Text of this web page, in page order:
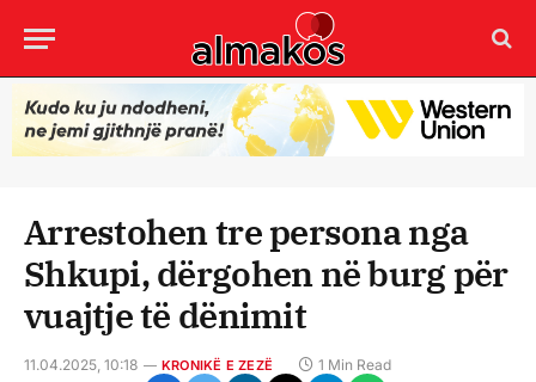
Arrestohen tre persona nga
Shkupi, dërgohen në burg për
vuajtje të dënimit
11.04.2025, 10:18 KRONIKË E ZEZË 1 Min Read